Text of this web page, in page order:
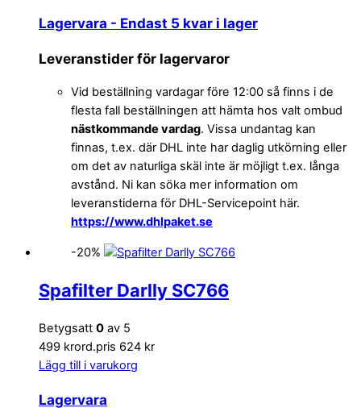
Lagervara - Endast 5 kvar i lager
Leveranstider för lagervaror
Vid beställning vardagar före 12:00 så finns i de
flesta fall beställningen att hämta hos valt ombud
nästkommande vardag. Vissa undantag kan
finnas, t.ex. där DHL inte har daglig utkörning eller
om det av naturliga skäl inte är möjligt t.ex. långa
avstånd. Ni kan söka mer information om
leveranstiderna för DHL-Servicepoint här.
https://www.dhlpaket.se
-20%
Spafilter Darlly SC766
Betygsatt 0 av 5
499 krord.pris 624 kr
Lägg till i varukorg
Lagervara